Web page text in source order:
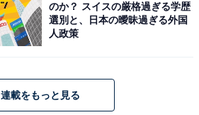
のか？ スイスの厳格過ぎる学歴
選別と、日本の曖昧過ぎる外国
人政策
連載をもっと見る